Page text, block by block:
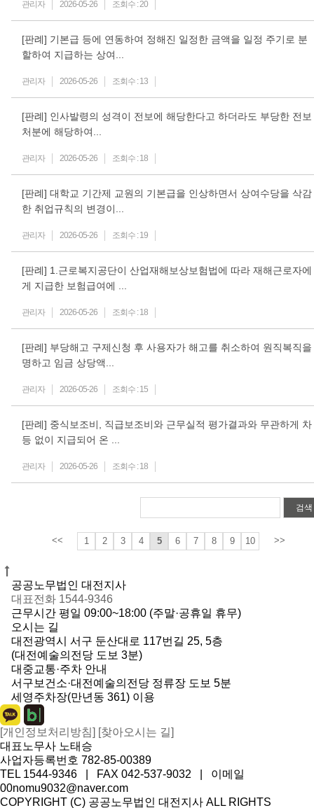
관리자 2026-05-26 조회수 :20
[판례] 기본급 등에 연동하여 정해진 일정한 금액을 일정 주기로 분
할하여 지급하는 상여...
관리자 2026-05-26 조회수 :13
[판례] 인사발령의 성격이 전보에 해당한다고 하더라도 부당한 전보
처분에 해당하여...
관리자 2026-05-26 조회수 :18
[판례] 대학교 기간제 교원의 기본급을 인상하면서 상여수당을 삭감
한 취업규칙의 변경이...
관리자 2026-05-26 조회수 :19
[판례] 1.근로복지공단이 산업재해보상보험법에 따라 재해근로자에
게 지급한 보험급여에 ...
관리자 2026-05-26 조회수 :18
[판례] 부당해고 구제신청 후 사용자가 해고를 취소하여 원직복직을
명하고 임금 상당액...
관리자 2026-05-26 조회수 :15
[판례] 중식보조비, 직급보조비와 근무실적 평가결과와 무관하게 차
등 없이 지급되어 온 ...
관리자 2026-05-26 조회수 :18
검색
<< 1 2 3 4 5 6 7 8 9 10 >>
공공노무법인 대전지사
대표전화 1544-9346
근무시간 평일 09:00~18:00 (주말·공휴일 휴무)
오시는 길
대전광역시 서구 둔산대로 117번길 25, 5층
(대전예술의전당 도보 3분)
대중교통·주차 안내
서구보건소·대전예술의전당 정류장 도보 5분
세영주차장(만년동 361) 이용
[개인정보처리방침] [찾아오시는 길]
대표노무사 노태승
사업자등록번호 782-85-00389
TEL 1544-9346 | FAX 042-537-9032 | 이메일
00nomu9032@naver.com
COPYRIGHT (C) 공공노무법인 대전지사 ALL RIGHTS